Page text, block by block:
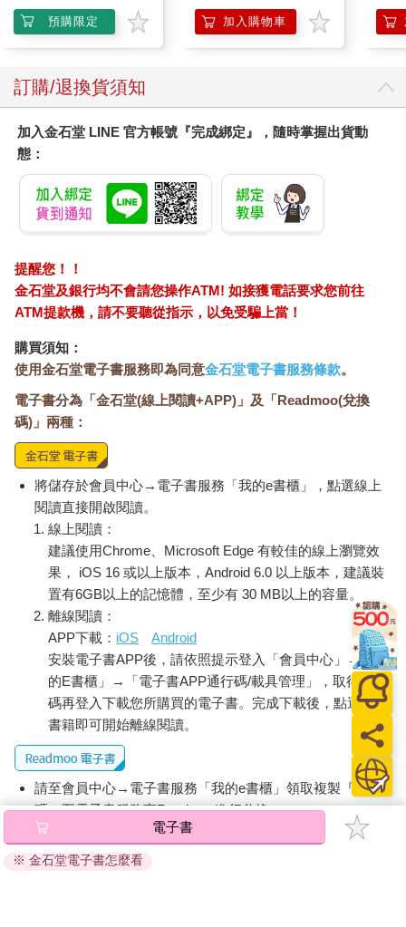
「拉拉，我們應該學學他，瞧他對路易多有耐心。」
「是，但路易可不像他。澤澤不只是皮而已，他那叫壞。」
「是啦，他骨子裡就是個小惡魔，但他太逗了。無論他做出什麼
「反正我是非揍他不可，他總有一天得學乖。」
我同情地看了葛洛莉雅一眼。她總是出手救我，我也總是向她保
證下不為例。
「晚點吧。先不要。畢竟他們現在不吵不鬧，只是在玩而已。」
院，看到曬衣繩上掛著一堆隨風飄蕩的手腳，看得正入迷，惡魔
乾爹就對我說，我可以讓所有的手腳同時一起掉下來。我也覺得
這樣一定很好玩，就從水溝找來一塊很利的玻璃碎片，爬上橙子
我差點跟著一起摔下來。有人驚呼一聲，大家跑了過來。
「快來幫忙！繩子斷了！」
但不知從哪裡傳來一道更響亮的叫聲。
橙子樹。」
「澤澤？」
「怎麼啦？路易。」
「你怎麼知道這麼多動物園的事？」
「我去過很多動物園啊！」
騙人的。我知道的都是伊吉蒙督叔叔告訴我的。
他甚至答應有一天要帶我去。但他走路那麼慢，等我們走到的時
候，動物園恐怕都不在了吧。托托卡倒是跟爸爸去過一次。
「我最愛的是伊莎貝爾鎮杜蒙男爵街上的那一個。你知道杜蒙男
爵是誰嗎？你當然不知道。你年紀太小了，不知道這些事情。杜
蒙男爵一定跟上帝很要好，因為就是他幫上帝發明了動物樂透和
動物園。等你年紀大一點……」
我的兩個姊姊還在那裡。
「等我年紀大一點怎麼樣？」
「天啊，你的問題還真多。等你夠大了，我就教你樂透動物和牠
們的號碼，從一號教到二十號。至於二十號到二十五號，我知道
有乳牛、公牛、熊、鹿和老虎，只是不知道順序。但我會去學一
學，免得把你教錯了。」
逛動物園的遊戲，他玩膩了。
「澤澤，唱〈小房子〉給我聽。」
「在動物園唱？這裡人很多欸！」
「才不會。我們已經離開動物園了。」
「這首歌真的很長。我只唱你喜歡的部分喔！」
我知道他愛聽小小蟬兒的部分。我吸飽了氣，唱道：
預購限定
另有多瓶組優惠賣場
加入購物車
訂購/退換貨須知
加入金石堂 LINE 官方帳號『完成綁定』，隨時掌握出貨動
態：
提醒您！！
金石堂及銀行均不會請您操作ATM! 如接獲電話要求您前往
ATM提款機，請不要聽從指示，以免受騙上當！
購買須知：
使用金石堂電子書服務即為同意金石堂電子書服務條款。
電子書分為「金石堂(線上閱讀+APP)」及「Readmoo(兌換
碼)」兩種：
將儲存於會員中心→電子書服務「我的e書櫃」，點選線上
閱讀直接開啟閱讀。
線上閱讀：
建議使用Chrome、Microsoft Edge 有較佳的線上瀏覽效
果， iOS 16 或以上版本，Android 6.0 以上版本，建議裝
置有6GB以上的記憶體，至少有 30 MB以上的容量。
離線閱讀：
APP下載： iOS
Android
安裝電子書APP後，請依照提示登入「會員中心」→「我
的E書櫃」→「電子書APP通行碼/載具管理」，取得通行
碼再登入下載您所購買的電子書。完成下載後，點選任一
書籍即可開始離線閱讀。
請至會員中心→電子書服務「我的e書櫃」領取複製『兌換
碼』至電子書服務商Readmoo進行兌換。
退換貨須知：
因版權保護，您在金石堂所購買的電子書僅能以金石堂專屬
電子書
※ 金石堂電子書怎麼看